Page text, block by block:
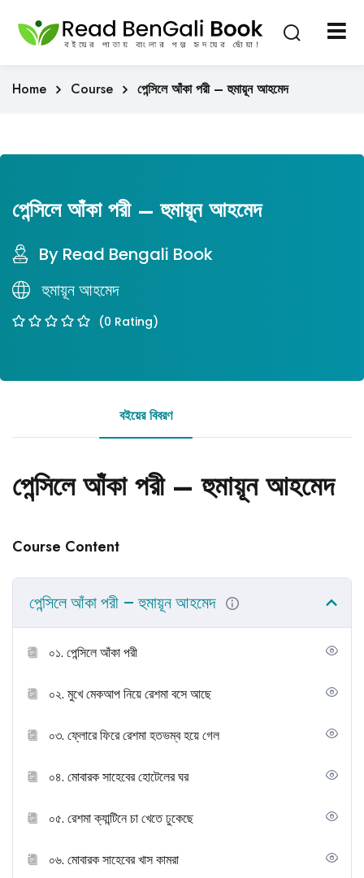
Home Course পেন্সিলে আঁকা পরী – হুমায়ূন আহমেদ
পেন্সিলে আঁকা পরী – হুমায়ূন আহমেদ
By Read Bengali Book
হুমায়ূন আহমেদ
(0 Rating)
বইয়ের বিবরণ
পেন্সিলে আঁকা পরী – হুমায়ূন আহমেদ
Course Content
পেন্সিলে আঁকা পরী – হুমায়ূন আহমেদ
০১. পেন্সিলে আঁকা পরী
০২. মুখে মেকআপ নিয়ে রেশমা বসে আছে
০৩. ফ্লোরে ফিরে রেশমা হতভম্ব হয়ে গেল
০৪. মোবারক সাহেবের হোটেলের ঘর
০৫. রেশমা ক্যান্টিনে চা খেতে ঢুকেছে
০৬. মোবারক সাহেবের খাস কামরা
Sign in Sign up
Sign in
Remember me